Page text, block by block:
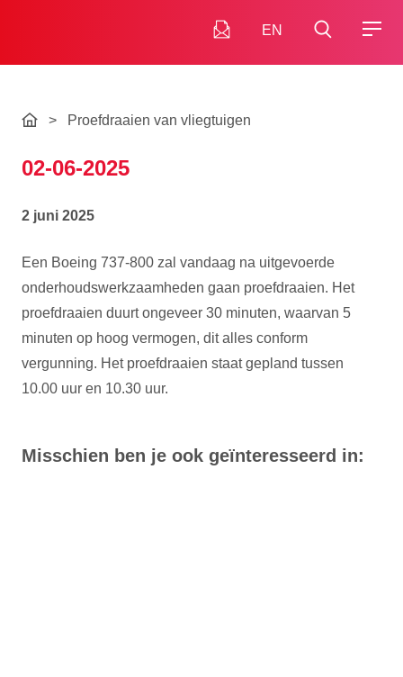
EN
> Proefdraaien van vliegtuigen
02-06-2025
2 juni 2025
Een Boeing 737-800 zal vandaag na uitgevoerde
onderhoudswerkzaamheden gaan proefdraaien. Het
proefdraaien duurt ongeveer 30 minuten, waarvan 5
minuten op hoog vermogen, dit alles conform
vergunning. Het proefdraaien staat gepland tussen
10.00 uur en 10.30 uur.
Misschien ben je ook geïnteresseerd in: